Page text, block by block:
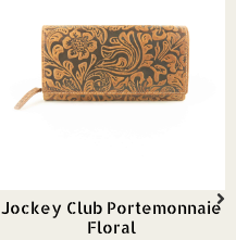
Jockey Club Portemonnaie
Floral